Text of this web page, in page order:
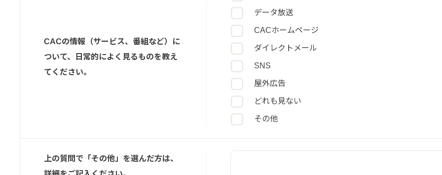
CACの情報（サービス、番組など）に
ついて、日常的によく見るものを教え
てください。
データ放送
CACホームページ
ダイレクトメール
SNS
屋外広告
どれも見ない
その他
上の質問で「その他」を選んだ方は、